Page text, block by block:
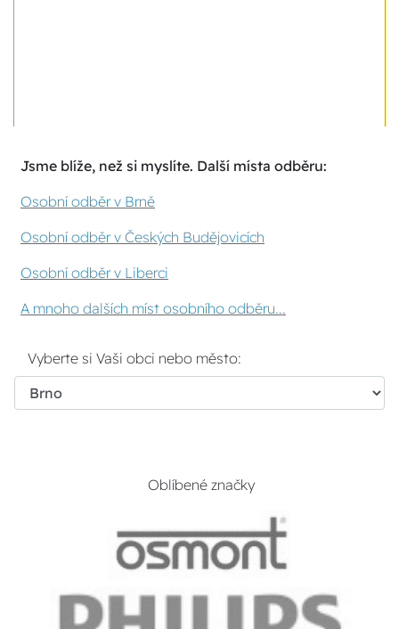
Jsme blíže, než si myslíte. Další místa odběru:
Osobní odběr v Brně
Osobní odběr v Českých Budějovicích
Osobní odběr v Liberci
A mnoho dalších míst osobního odběru...
Vyberte si Vaši obci nebo město:
Oblíbené značky